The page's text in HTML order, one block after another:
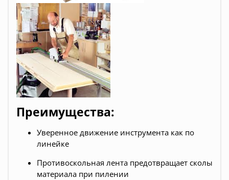
Преимущества:
Уверенное движение инструмента как по
линейке
Противоскольная лента предотвращает сколы
материала при пилении